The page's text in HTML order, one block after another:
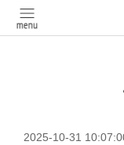
2025-10-31